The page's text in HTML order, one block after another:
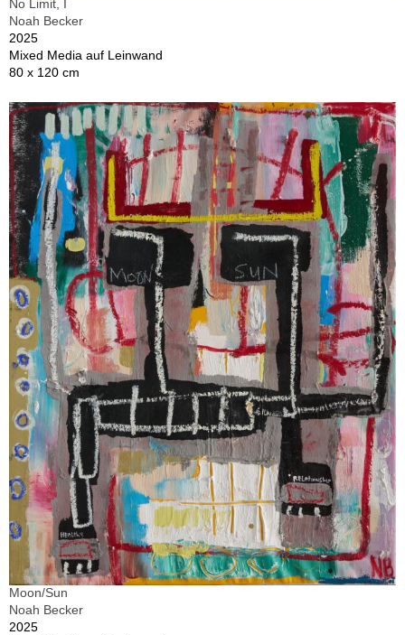
No Limit, I
Noah Becker
2025
Mixed Media auf Leinwand
80 x 120 cm
Moon/Sun
Noah Becker
2025